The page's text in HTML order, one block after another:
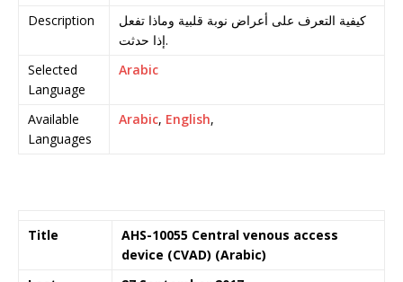
Description
كيفية التعرف على أعراض نوبة قلبية وماذا تفعل
إذا حدثت.
Selected
Language
Arabic
Available
Languages
Arabic, English,
Title
AHS-10055 Central venous access
device (CVAD) (Arabic)